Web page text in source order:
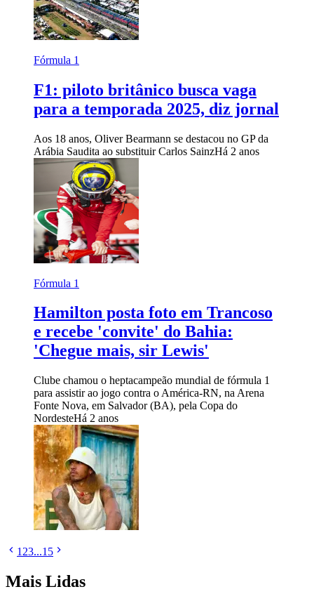
Fórmula 1
F1: piloto britânico busca vaga
para a temporada 2025, diz jornal
Aos 18 anos, Oliver Bearmann se destacou no GP da
Arábia Saudita ao substituir Carlos SainzHá 2 anos
Fórmula 1
Hamilton posta foto em Trancoso
e recebe 'convite' do Bahia:
'Chegue mais, sir Lewis'
Clube chamou o heptacampeão mundial de fórmula 1
para assistir ao jogo contra o América-RN, na Arena
Fonte Nova, em Salvador (BA), pela Copa do
NordesteHá 2 anos
1 23...15
Mais Lidas